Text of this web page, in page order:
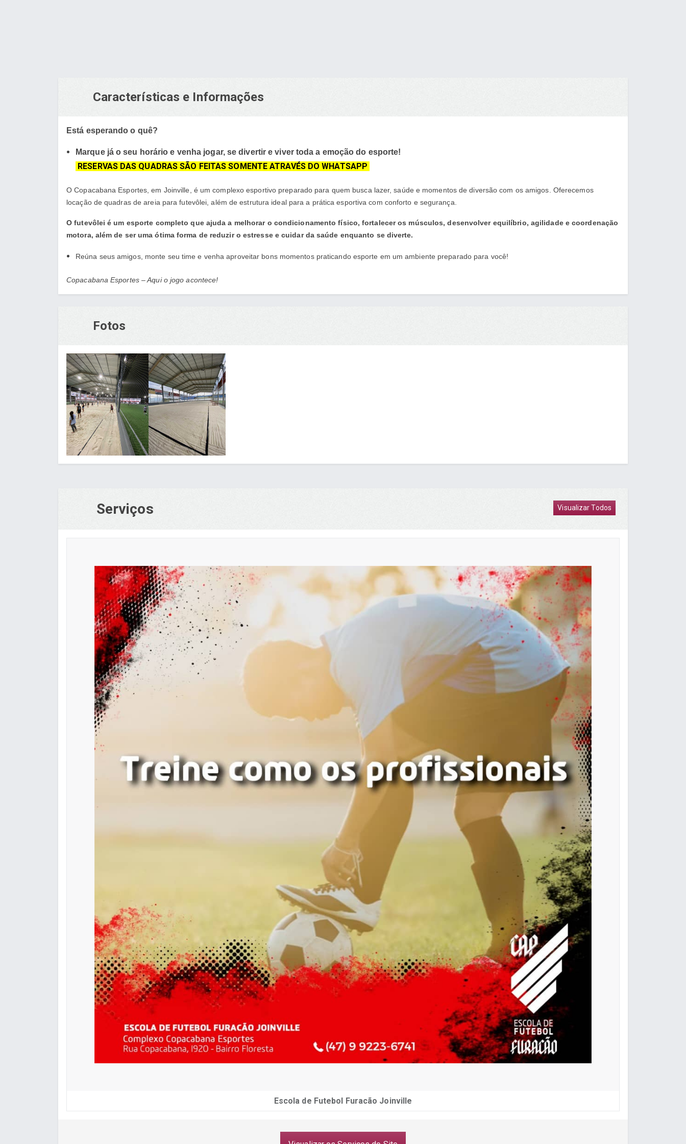
Características e Informações
Está esperando o quê?
Marque já o seu horário e venha jogar, se divertir e viver toda a emoção do esporte!
RESERVAS DAS QUADRAS SÃO FEITAS SOMENTE ATRAVÉS DO WHATSAPP
O Copacabana Esportes, em Joinville, é um complexo esportivo preparado para quem busca lazer, saúde e momentos de diversão com os amigos. Oferecemos
locação de quadras de areia para futevôlei, além de estrutura ideal para a prática esportiva com conforto e segurança.
O futevôlei é um esporte completo que ajuda a melhorar o condicionamento físico, fortalecer os músculos, desenvolver equilíbrio, agilidade e coordenação
motora, além de ser uma ótima forma de reduzir o estresse e cuidar da saúde enquanto se diverte.
Reúna seus amigos, monte seu time e venha aproveitar bons momentos praticando esporte em um ambiente preparado para você!
Copacabana Esportes – Aqui o jogo acontece!
Fotos
Serviços Visualizar Todos
Escola de Futebol Furacão Joinville